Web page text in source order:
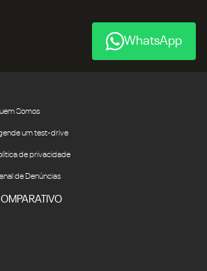
Somos
um test-drive
de privacidade
de Denúncias
WhatsApp